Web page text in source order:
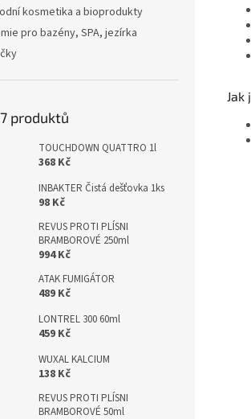
kosmetika a bioprodukty
pro bazény, SPA, jezírka
produktů
TOUCHDOWN QUATTRO 1l
368 Kč
INBAKTER Čistá dešťovka 1ks
98 Kč
REVUS PROTI PLÍSNI
BRAMBOROVÉ 250ml
994 Kč
ATAK FUMIGÁTOR
489 Kč
LONTREL 300 60ml
459 Kč
WUXAL KALCIUM
138 Kč
REVUS PROTI PLÍSNI
BRAMBOROVÉ 50ml
Jak